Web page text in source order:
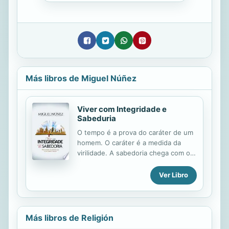
Más libros de Miguel Núñez
Viver com Integridade e
Sabeduria
O tempo é a prova do caráter de um
homem. O caráter é a medida da
virilidade. A sabedoria chega com os
muito repetidas, porém contêm
grandes verdades. A integridade e a
sabedoria são essenciais para a vida
Núñez nos conduz à Escritura,
resgata esses valores e nos guia de
Ver Libro
Más libros de Religión